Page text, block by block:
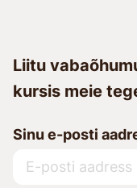
Liitu
kursis meie
Sinu e-posti